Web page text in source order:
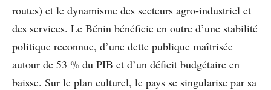
routes) et le dynamisme des secteurs agro-industriel et
des services. Le Bénin bénéficie en outre d’une stabilité
politique reconnue, d’une dette publique maîtrisée
autour de 53 % du PIB et d’un déficit budgétaire en
baisse. Sur le plan culturel, le pays se singularise par sa